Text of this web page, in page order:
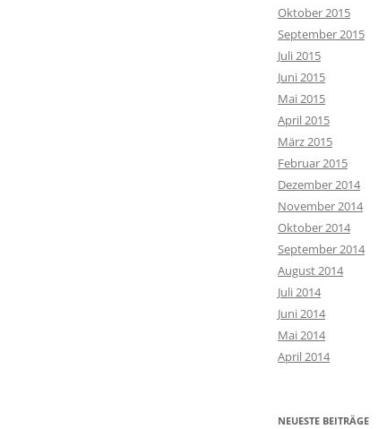
Oktober 2015
September 2015
Juli 2015
Juni 2015
Mai 2015
April 2015
März 2015
Februar 2015
Dezember 2014
November 2014
Oktober 2014
September 2014
August 2014
Juli 2014
Juni 2014
Mai 2014
April 2014
NEUESTE BEITRÄGE